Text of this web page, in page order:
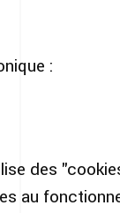
:
des
au